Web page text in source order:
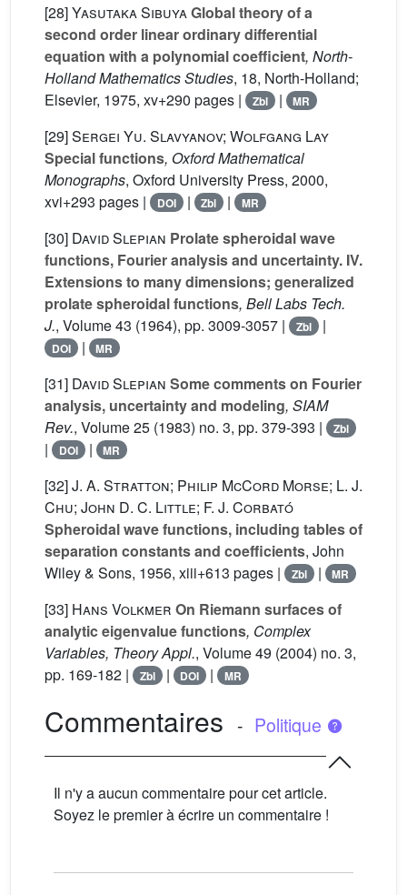
[28]Yasutaka Sibuya Global theory of a
second order linear ordinary differential
equation with a polynomial coefficient, North-
Holland Mathematics Studies, 18, North-Holland;
Elsevier, 1975, xv+290 pages |
Zbl | MR
[29]Sergei Yu. Slavyanov; Wolfgang Lay
Special functions, Oxford Mathematical
Monographs, Oxford University Press, 2000,
xvi+293 pages |
DOI | Zbl | MR
[30] David Slepian Prolate spheroidal wave
functions, Fourier analysis and uncertainty. IV.
Extensions to many dimensions; generalized
prolate spheroidal functions, Bell Labs Tech.
J., Volume 43 (1964), pp. 3009-3057 | Zbl |
DOI | MR
[31] David Slepian Some comments on Fourier
analysis, uncertainty and modeling, SIAM
Rev., Volume 25 (1983) no. 3, pp. 379-393 | Zbl
| DOI | MR
[32]J. A. Stratton; Philip McCord Morse; L. J.
Chu; John D. C. Little; F. J. Corbató
Spheroidal wave functions, including tables of
separation constants and coefficients, John
Wiley & Sons, 1956, xiii+613 pages |
Zbl | MR
[33] Hans Volkmer On Riemann surfaces of
analytic eigenvalue functions, Complex
Variables, Theory Appl., Volume 49 (2004) no. 3,
pp. 169-182 |
Zbl | DOI | MR
Commentaires - Politique
Il n'y a aucun commentaire pour cet article.
Soyez le premier à écrire un commentaire !